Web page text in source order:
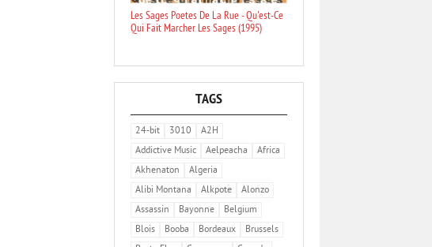
Les Sages Poetes De La Rue - Qu'est-Ce
Qui Fait Marcher Les Sages (1995)
TAGS
24-bit 3010
A2H
Addictive Music
Aelpeacha
Africa
Akhenaton
Algeria
Alibi Montana
Alkpote
Alonzo
Assassin
Bayonne
Belgium
Blois
Booba Bordeaux
Brussels